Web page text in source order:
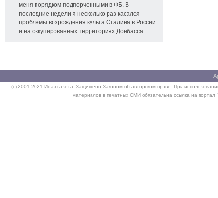
меня порядком подпорченными в ФБ. В
последние недели я несколько раз касался
проблемы возрождения культа Сталина в России
и на оккупированных территориях Донбасса
(c) 2001-2021 Иная газета. Защищено Законом об авторском праве. При
материалов в печатных СМИ обязательна ссылка на